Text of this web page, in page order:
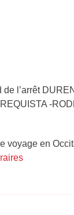
l’arrêt
-
voyage en